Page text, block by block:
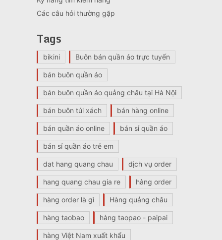
Các câu hỏi thường gặp
Tags
bikini Buôn bán quần áo trực tuyến
bán buôn quần áo
bán buôn quần áo quảng châu tại Hà Nội
bán buôn túi xách bán hàng online
bán quần áo online bán sỉ quần áo
bán sỉ quần áo trẻ em
dat hang quang chau dịch vụ order
hang quang chau gia re hàng order
hàng order là gì Hàng quảng châu
hàng taobao hàng taopao - paipai
hàng Việt Nam xuất khẩu